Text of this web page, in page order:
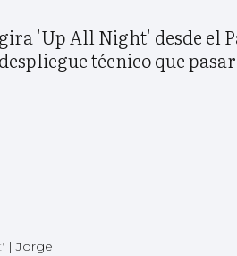
'Up All Night' desde el
técnico que
|Jorge